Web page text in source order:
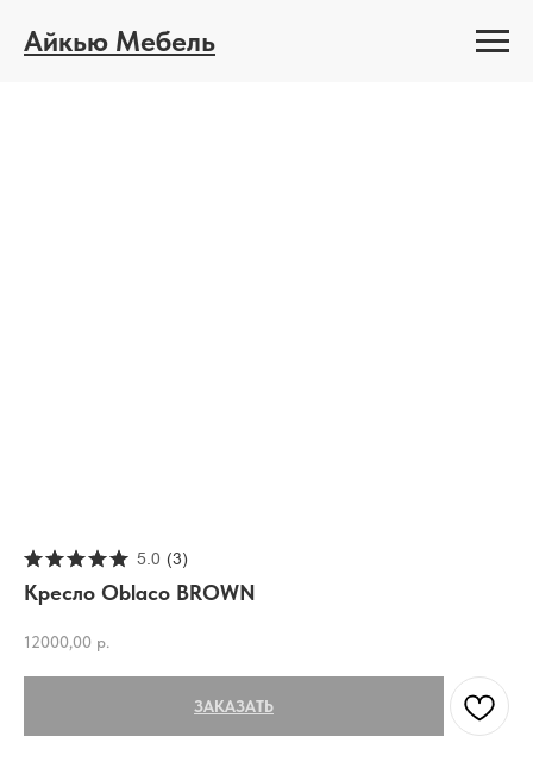
Айкью Мебель
5.0 (3)
Кресло Oblaco BROWN
12000,00 р.
ЗАКАЗАТЬ